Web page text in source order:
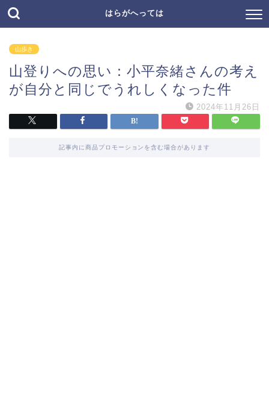
はらがへっては
山歩き
山登りへの思い：小平奈緒さんの考え
が自分と同じでうれしくなった件
2024年11月26日
記事内に商品プロモーションを含む場合があります